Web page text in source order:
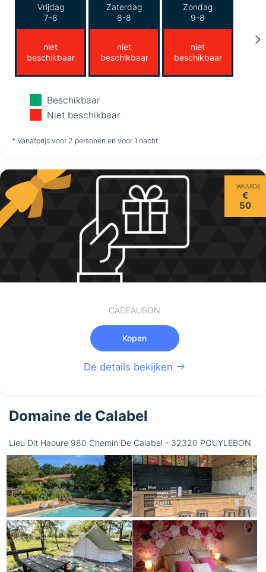
Vrijdag
7-8
niet
beschikbaar
Zaterdag
8-8
niet
beschikbaar
Zondag
9-8
niet
beschikbaar
Maandag
10-8
beschikbaar
beschikbaar
Donderdag
13-8
beschikbaar
Beschikbaar
Niet beschikbaar
* Vanafprijs voor 2 personen en voor 1 nacht.
WAARDE
€
50
CADEAUBON
Kopen
De details bekijken
Domaine de Calabel
Lieu Dit Haoure 980 Chemin De Calabel - 32320 POUYLEBON